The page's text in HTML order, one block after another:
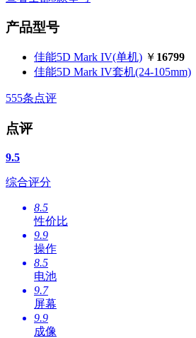
产品型号
佳能5D Mark IV(单机) ￥ 16799
佳能5D Mark IV套机(24-105mm)
555条点评
点评
9.5
综合评分
8.5
性价比
9.9
操作
8.5
电池
9.7
屏幕
9.9
成像